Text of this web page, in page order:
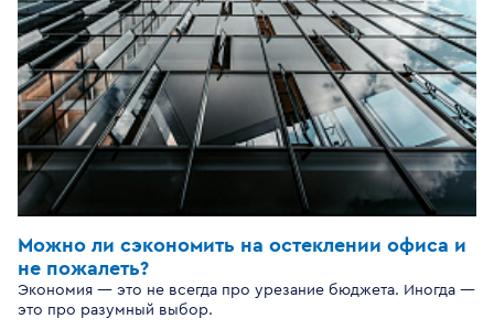
Можно ли сэкономить на остеклении офиса и
не пожалеть?
Экономия — это не всегда про урезание бюджета. Иногда —
это про разумный выбор.